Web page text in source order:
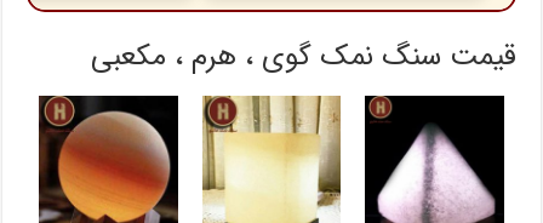
قیمت سنگ نمک گوی ، هرم ، مکعبی